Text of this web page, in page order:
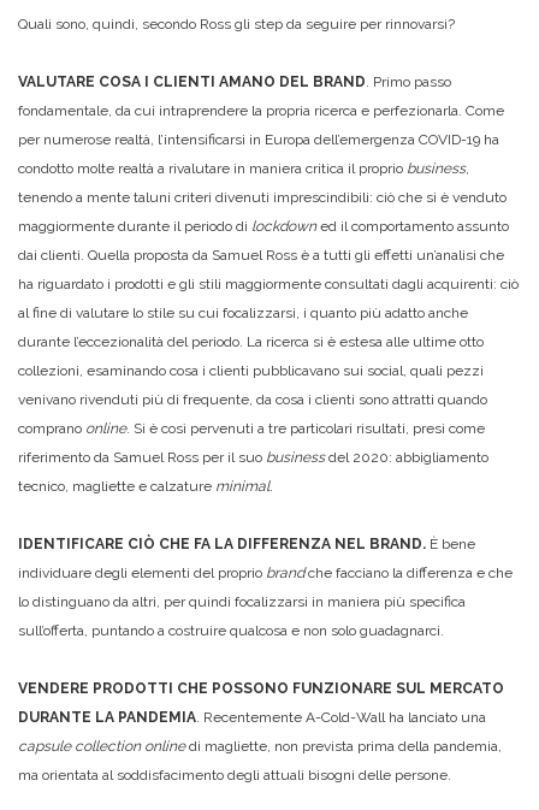
Quali sono, quindi, secondo Ross gli step da seguire per rinnovarsi?
VALUTARE COSA I CLIENTI AMANO DEL BRAND. Primo passo
fondamentale, da cui intraprendere la propria ricerca e perfezionarla. Come
per numerose realtà, l’intensificarsi in Europa dell’emergenza COVID-19 ha
condotto molte realtà a rivalutare in maniera critica il proprio business,
tenendo a mente taluni criteri divenuti imprescindibili: ciò che si è venduto
maggiormente durante il periodo di lockdowned il comportamento assunto
dai clienti. Quella proposta da Samuel Ross è a tutti gli effetti un’analisi che
ha riguardato i prodotti e gli stili maggiormente consultati dagli acquirenti: ciò
al fine di valutare lo stile su cui focalizzarsi, i quanto più adatto anche
durante l’eccezionalità del periodo. La ricerca si è estesa alle ultime otto
collezioni, esaminando cosa i clienti pubblicavano sui social, quali pezzi
venivano rivenduti più di frequente, da cosa i clienti sono attratti quando
comprano online. Si è così pervenuti a tre particolari risultati, presi come
riferimento da Samuel Ross per il suo businessdel 2020: abbigliamento
tecnico, magliette e calzature minimal.
IDENTIFICARE CIÒ CHE FA LA DIFFERENZA NEL BRAND. È bene
individuare degli elementi del proprio brandche facciano la differenza e che
lo distinguano da altri, per quindi focalizzarsi in maniera più specifica
sull’offerta, puntando a costruire qualcosa e non solo guadagnarci.
VENDERE PRODOTTI CHE POSSONO FUNZIONARE SUL MERCATO
DURANTE LA PANDEMIA. Recentemente A-Cold-Wall ha lanciato una
capsule collection onlinedi magliette, non prevista prima della pandemia,
ma orientata al soddisfacimento degli attuali bisogni delle persone.